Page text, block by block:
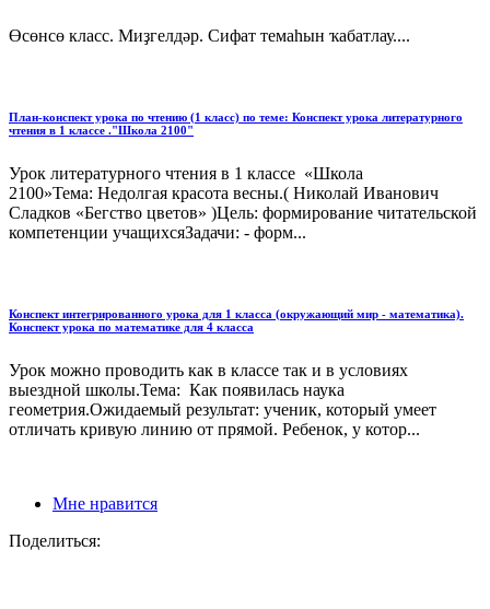
Өсөнсө класс. Миҙгелдәр. Сифат темаһын ҡабатлау....
План-конспект урока по чтению (1 класс) по теме: Конспект урока литературного
чтения в 1 классе ."Школа 2100"
Урок литературного чтения в 1 классе «Школа
2100»Тема: Недолгая красота весны.( Николай Иванович
Сладков «Бегство цветов» )Цель: формирование читательской
компетенции учащихсяЗадачи: - форм...
Конспект интегрированного урока для 1 класса (окружающий мир - математика).
Конспект урока по математике для 4 класса
Урок можно проводить как в классе так и в условиях
выездной школы.Тема: Как появилась наука
геометрия.Ожидаемый результат: ученик, который умеет
отличать кривую линию от прямой. Ребенок, у котор...
Мне нравится
Поделиться: